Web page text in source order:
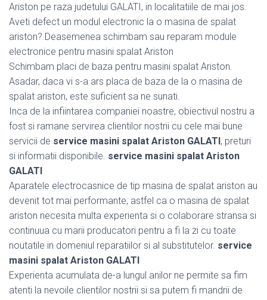
Ariston pe raza judetului GALATI, in localitatiile de mai jos.
Aveti defect un modul electronic la o masina de spalat
ariston? Deasemenea schimbam sau reparam module
electronice pentru masini spalat Ariston
Schimbam placi de baza pentru masini spalat Ariston.
Asadar, daca vi s-a ars placa de baza de la o masina de
spalat ariston, este suficient sa ne sunati.
Inca de la infiintarea companiei noastre, obiectivul nostru a
fost si ramane servirea clientilor nostrii cu cele mai bune
servicii de service masini spalat Ariston GALATI, preturi
si informatii disponibile. service masini spalat Ariston
GALATI
Aparatele electrocasnice de tip masina de spalat ariston au
devenit tot mai performante, astfel ca o masina de spalat
ariston necesita multa experienta si o colaborare stransa si
continuua cu marii producatori pentru a fi la zi cu toate
noutatile in domeniul reparatiilor si al substitutelor. service
masini spalat Ariston GALATI
Experienta acumulata de-a lungul anilor ne permite sa fim
atenti la nevoile clientilor nostrii si sa putem fi mandrii de